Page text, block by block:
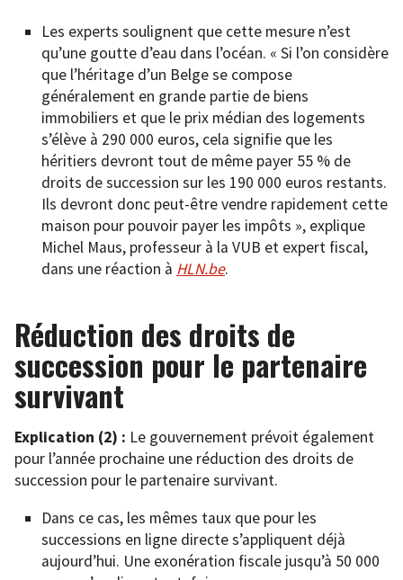
Les experts soulignent que cette mesure n’est
qu’une goutte d’eau dans l’océan. « Si l’on considère
que l’héritage d’un Belge se compose
généralement en grande partie de biens
immobiliers et que le prix médian des logements
s’élève à 290 000 euros, cela signifie que les
héritiers devront tout de même payer 55 % de
droits de succession sur les 190 000 euros restants.
Ils devront donc peut-être vendre rapidement cette
maison pour pouvoir payer les impôts », explique
Michel Maus, professeur à la VUB et expert fiscal,
dans une réaction à HLN.be.
Réduction des droits de
succession pour le partenaire
survivant
Explication (2) : Le gouvernement prévoit également
pour l’année prochaine une réduction des droits de
succession pour le partenaire survivant.
Dans ce cas, les mêmes taux que pour les
successions en ligne directe s’appliquent déjà
aujourd’hui. Une exonération fiscale jusqu’à 50 000